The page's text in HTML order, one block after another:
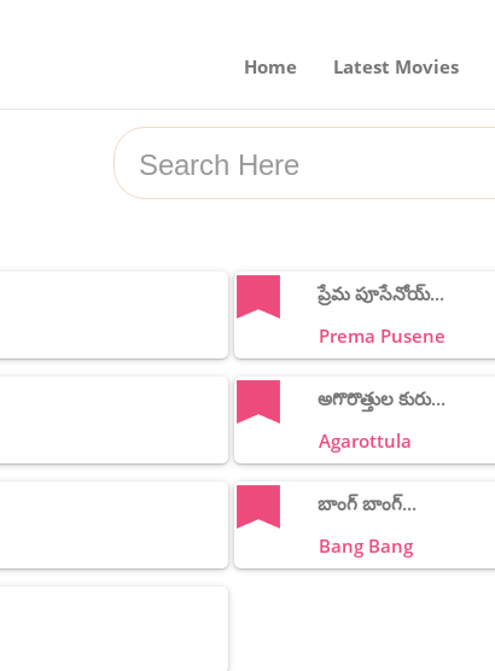
Home Latest Movies
ప్రేమ పూసేనోయ్...
Prema Pusene
అగొరొత్తుల కురు...
Agarottula
బాంగ్ బాంగ్...
Bang Bang